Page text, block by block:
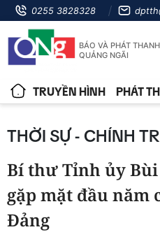
0255 3828328
BÁO VÀ PHÁT
QUẢNG NGÃI
TRUYỀN HÌNH PHÁT
THỜI SỰ - CHÍNH
Bí thư Tỉnh ủy
gặp mặt đầu năm
Đảng